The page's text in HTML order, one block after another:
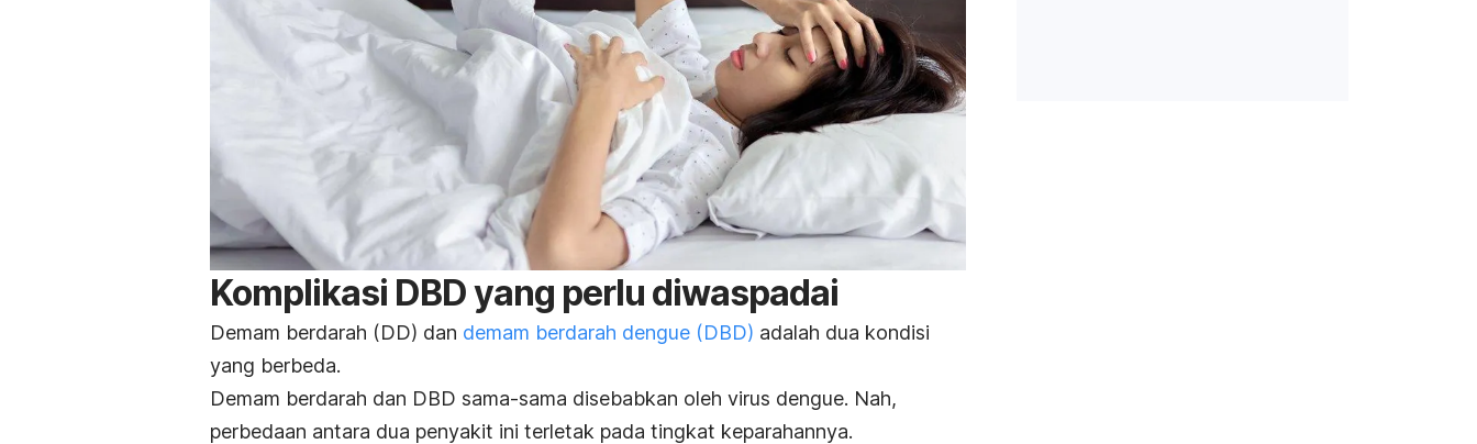
Komplikasi DBD yang perlu diwaspadai
Demam berdarah (DD) dan demam berdarah dengue (DBD) adalah dua kondisi
yang berbeda.
Demam berdarah dan DBD sama-sama disebabkan oleh virus dengue. Nah,
perbedaan antara dua penyakit ini terletak pada tingkat keparahannya.